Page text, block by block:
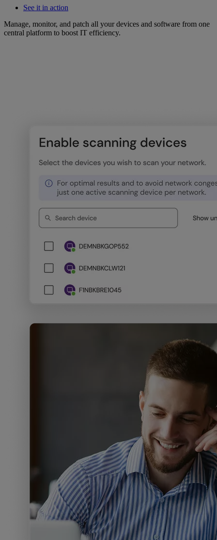
See it in action
Manage, monitor, and patch all your devices and software from one
central platform to boost IT efficiency.